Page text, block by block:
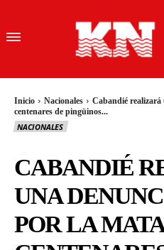
Inicio Nacionales
Cabandié realizará
centenares de pingüinos...
NACIONALES
CABANDIÉ
UNA
POR LA